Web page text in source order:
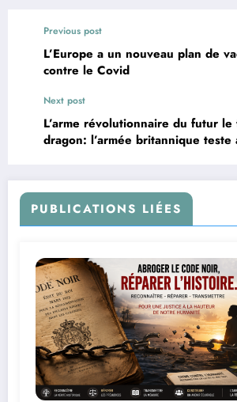
Previous post
L’Europe a un nouveau plan de
contre le Covid
Next post
L’arme révolutionnaire du futur le
dragon: l’armée britannique teste
PUBLICATIONS LIÉES